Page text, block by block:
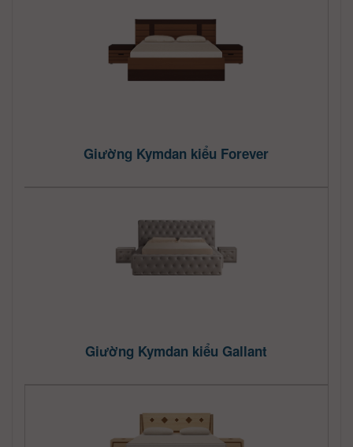
Giường Kymdan kiểu Forever
Giường Kymdan kiểu Gallant